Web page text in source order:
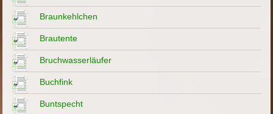
Braunkehlchen
Brautente
Bruchwasserläufer
Buchfink
Buntspecht